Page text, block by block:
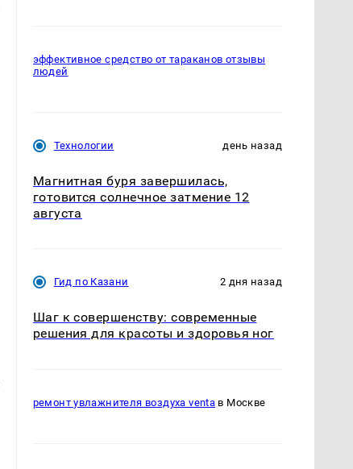
эффективное средство от тараканов отзывы
людей
Технологии день назад
Магнитная буря завершилась,
готовится солнечное затмение 12
августа
Гид по Казани 2 дня назад
Шаг к совершенству: современные
решения для красоты и здоровья ног
ремонт увлажнителя воздуха venta в Москве